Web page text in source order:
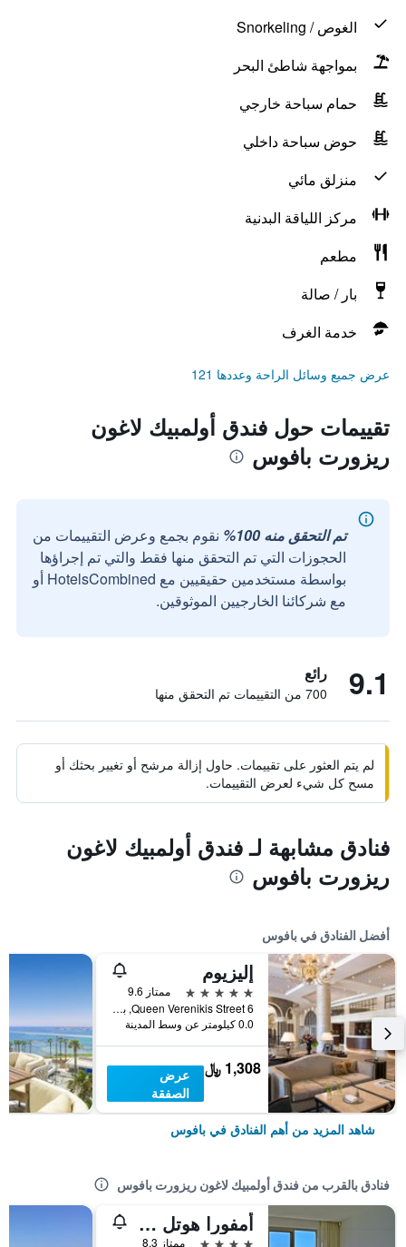
الغوص / Snorkeling
بمواجهة شاطئ البحر
حمام سباحة خارجي
حوض سباحة داخلي
منزلق مائي
مركز اللياقة البدنية
مطعم
بار / صالة
خدمة الغرف
عرض جميع وسائل الراحة وعددها 121
تقييمات حول فندق أولمبيك لاغون
ريزورت بافوس
تم التحقق منه 100%
نقوم بجمع وعرض التقييمات من
الحجوزات التي تم التحقق منها فقط والتي تم إجراؤها
بواسطة مستخدمين حقيقيين مع HotelsCombined أو
مع شركائنا الخارجيين الموثوقين.
9.1 رائع
700 من التقييمات تم التحقق منها
لم يتم العثور على تقييمات. حاول إزالة مرشح أو تغيير بحثك أو
مسح كل شيء لعرض التقييمات.
فنادق مشابهة لـ فندق أولمبيك لاغون
ريزورت بافوس
أفضل الفنادق في بافوس
إليزيوم
5 نجوم
ممتاز 9.6
6 Queen Verenikis Street, بافوس, قبرص
0.0 كيلومتر عن وسط المدينة
1,308 ﷼
عرض
الصفقة
شاهد المزيد من أهم الفنادق في بافوس
فنادق بالقرب من فندق أولمبيك لاغون ريزورت بافوس
أمفورا هوتل آند سويتس
4 نجوم ممتاز 8.3